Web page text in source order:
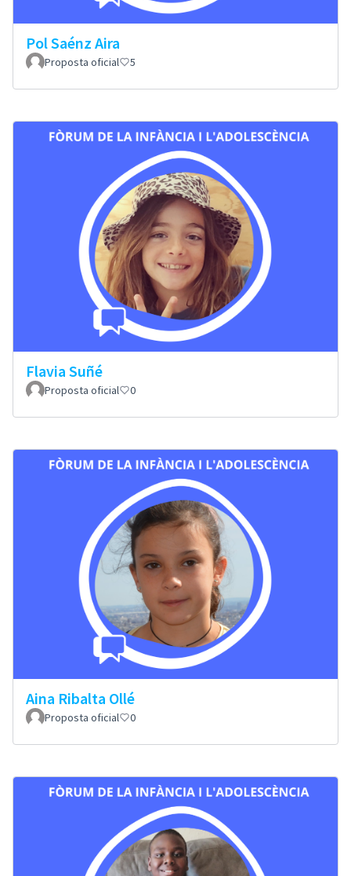
Pol Saénz Aira
Proposta oficial 5
Flavia Suñé
Proposta oficial 0
Aina Ribalta Ollé
Proposta oficial 0